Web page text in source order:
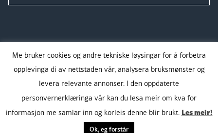
Takk for støtta:
Me bruker cookies og andre tekniske løysingar for å forbetra
opplevinga di av nettstaden vår, analysera bruksmønster og
levera relevante annonser. I den oppdaterte
personvernerklæringa vår kan du lesa meir om kva for
informasjon me samlar inn og korleis denne blir brukt. Les meir!
Ok, eg forstår